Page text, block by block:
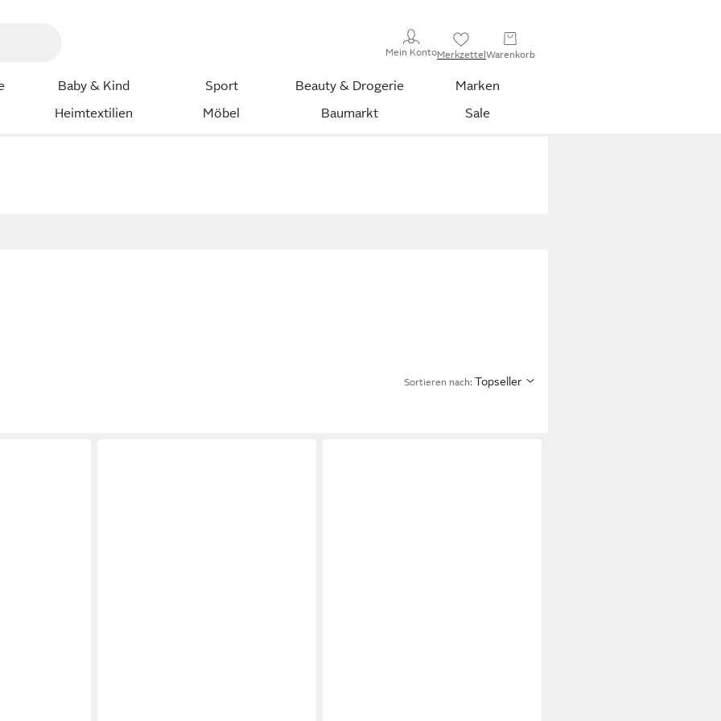
Mein KontoMerkzettelWarenkorb
Baby & Kind Sport Beauty & Drogerie
Marken
Heimtextilien Möbel Baumarkt Sale
Sortieren nach: Topseller